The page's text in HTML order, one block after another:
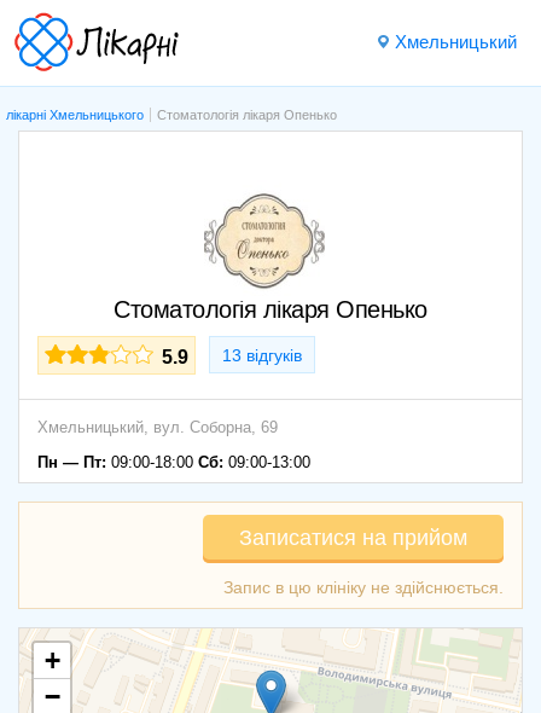
Хмельницький
лікарні Хмельницького Стоматологія лікаря Опенько
Стоматологія лікаря Опенько
5.9 13 відгуків
Хмельницький, вул. Соборна, 69
Пн — Пт: 09:00-18:00 Сб: 09:00-13:00
Записатися на прийом
+
−